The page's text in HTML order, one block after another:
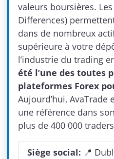
valeurs boursières. Les
Differences)
dans de nombreux
supérieure à votre
l’industrie du trading
été l’une des toutes
plateformes Forex
Aujourd’hui,
une référence dans
plus de 400 000
Siège social: 📍